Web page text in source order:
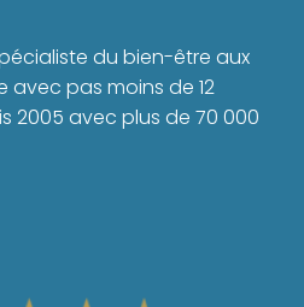
du bien-être aux
avec pas moins de 12
2005 avec plus de 70 000